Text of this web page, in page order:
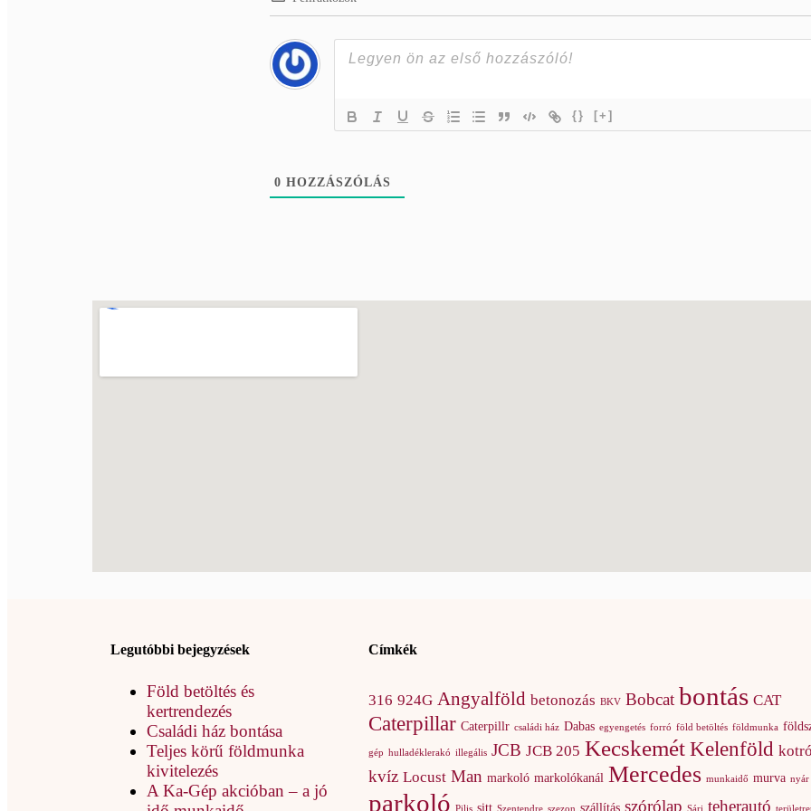
{} [+]
0 HOZZÁSZÓLÁS
Legutóbbi bejegyzések
Föld betöltés és
kertrendezés
Családi ház bontása
Teljes körű földmunka
kivitelezés
A Ka-Gép akcióban – a jó
Címkék
316 924G Angyalföld betonozás BKV Bobcat bontás CAT
Caterpillar Caterpillr családi ház Dabas egyengetés forró föld betöltés földmunka
gép hulladéklerakó illegális JCB JCB 205 KecskemétKelenföld
kvíz Locust Man markoló markolókanál Mercedes munkaidő murva nyár
parkoló Pilis sitt Szentendre szezon szállítás szórólap Sári teherautó